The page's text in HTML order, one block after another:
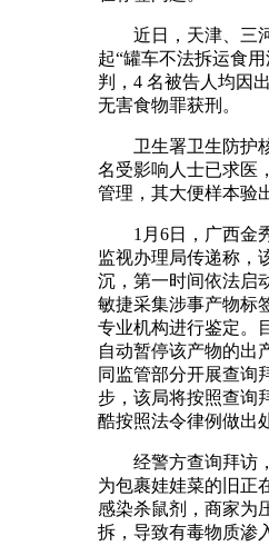
近日，天津、三
起“罐车不法拆运食
判，4 名被告人均因
无害食物罪获刑。
卫生署卫生防护
名受影响人士已求医
管理，其大便样本验
1月6日，广西金
监视办理局传递称，
沉，第一时间依法启
敏捷采集涉事产物标
专业机构进行鉴定。
自动暂停该产物的出
同监管部分开展查询
步，该局将按照查询
酷按照法令律例做出
经警方查询拜访
为包裹娃娃菜的旧正
感染杀鼠剂，商家为
拆，导致有毒物质渗